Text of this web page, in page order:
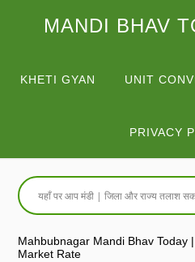
MANDI BHAV
KHETI GYAN UNIT
PRIVACY
Mahbubnagar Mandi Bhav Today
Market Rate